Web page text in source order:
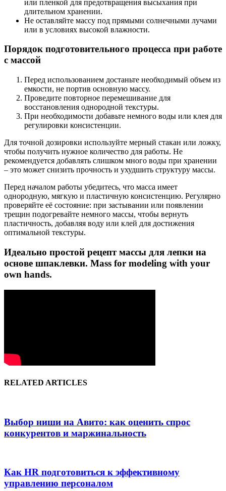
или пленкой для предотвращения высыхания при
длительном хранении.
Не оставляйте массу под прямыми солнечными лучами
или в условиях высокой влажности.
Порядок подготовительного процесса при работе
с массой
Перед использованием достаньте необходимый объем из
емкости, не портив основную массу.
Проведите повторное перемешивание для
восстановления однородной текстуры.
При необходимости добавьте немного воды или клея для
регулировки консистенции.
Для точной дозировки используйте мерный стакан или ложку,
чтобы получить нужное количество для работы. Не
рекомендуется добавлять слишком много воды при хранении
– это может снизить прочность и ухудшить структуру массы.
Перед началом работы убедитесь, что масса имеет
однородную, мягкую и пластичную консистенцию. Регулярно
проверяйте её состояние: при застывании или появлении
трещин подогревайте немного массы, чтобы вернуть
пластичность, добавляя воду или клей для достижения
оптимальной текстуры.
Идеально простой рецепт массы для лепки на
основе шпаклевки. Mass for modeling with your
own hands.
RELATED ARTICLES
Выбор ниши на Авито: как оценить спрос
конкурентов и маржинальность
Как HR подготовиться к эффективному
управлению персоналом